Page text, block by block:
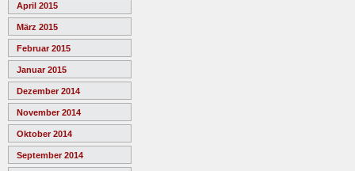
April 2015
März 2015
Februar 2015
Januar 2015
Dezember 2014
November 2014
Oktober 2014
September 2014